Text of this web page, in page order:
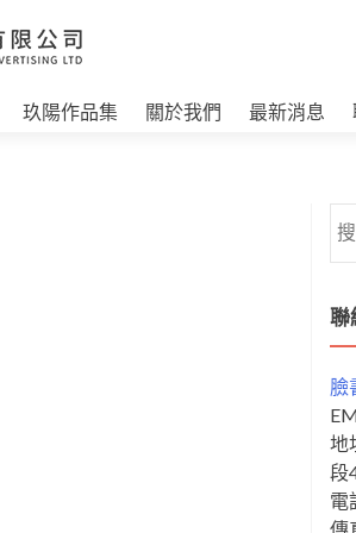
玖陽作品集 關於我們 最新消息
尋
鍵
字:
聯
臉
地
段
電